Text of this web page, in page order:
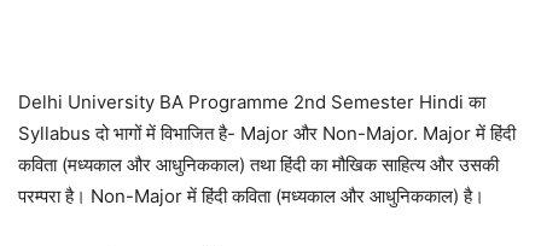
Delhi University BA Programme 2nd Semester Hindi का
Syllabus दो भागों में विभाजित है- Major और Non-Major. Major में हिंदी
कविता (मध्यकाल और आधुनिककाल) तथा हिंदी का मौखिक साहित्य और उसकी
परम्परा है। Non-Major में हिंदी कविता (मध्यकाल और आधुनिककाल) है।